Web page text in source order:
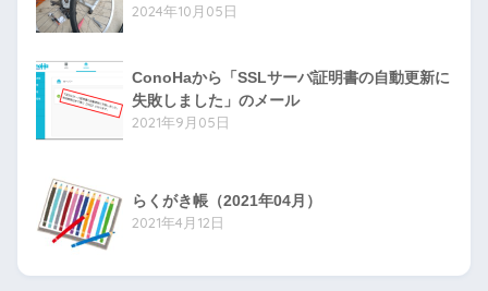
2024年10月05日
ConoHaから「SSLサーバ証明書の自動更新に
失敗しました」のメール
2021年9月05日
らくがき帳（2021年04月）
2021年4月12日